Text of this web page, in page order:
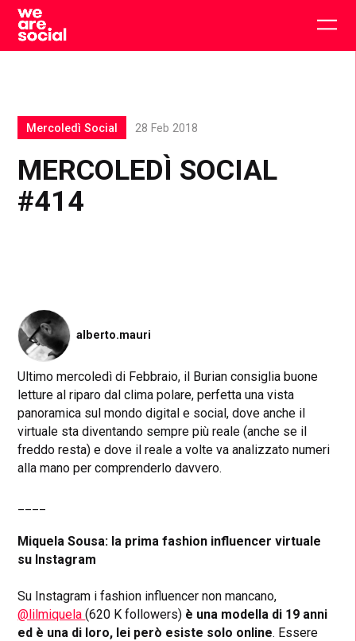
Skip
content
MERCOLEDÌ SOCIAL
#414
Mercoledì Social 28 Feb 2018
alberto.mauri
Ultimo mercoledì di Febbraio, il Burian consiglia buone
letture al riparo dal clima polare, perfetta una vista
panoramica sul mondo digital e social, dove anche il
virtuale sta diventando sempre più reale (anche se il
freddo resta) e dove il reale a volte va analizzato numeri
alla mano per comprenderlo davvero.
Miquela Sousa: la prima fashion influencer virtuale
su Instagram
Su Instagram i fashion influencer non mancano,
@lilmiquela(620 K followers) è una modella di 19 anni
ed è una di loro, lei però esiste solo online. Essere